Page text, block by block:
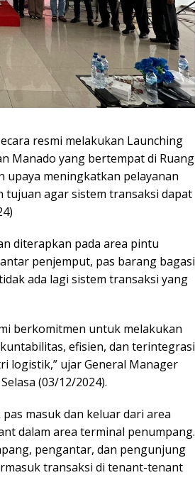
resmi melakukan Launching
Manado yang bertempat di Ruang
upaya meningkatkan pelayanan
tujuan agar sistem transaksi dapat
diterapkan pada area pintu
penjemput, pas barang bagasi
ada lagi sistem transaksi yang
berkomitmen untuk melakukan
efisien, dan terintegrasi
logistik,” ujar General Manager
(03/12/2024).
masuk dan keluar dari area
dalam area terminal penumpang.
pengantar, dan pengunjung
transaksi di tenant-tenant